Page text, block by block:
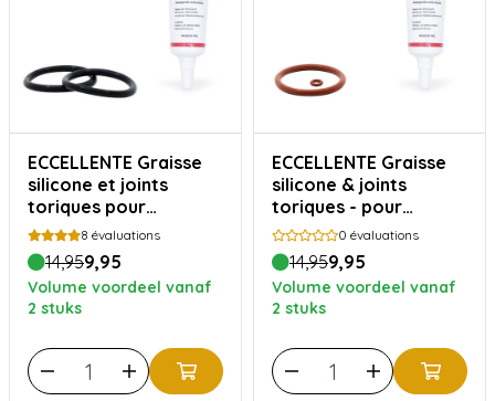
ECCELLENTE Graisse
silicone et joints
toriques pour
Delonghi
8 évaluations
14,959,95
Volume voordeel vanaf
2 stuks
ECCELLENTE Graisse
silicone & joints
toriques - pour
Siemens Bosch
0 évaluations
14,959,95
Volume voordeel vanaf
2 stuks